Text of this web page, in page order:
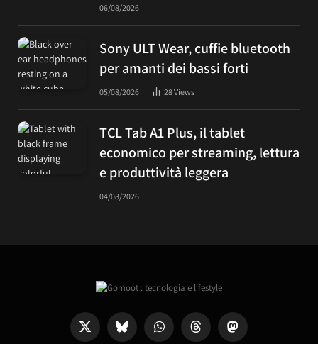
06/08/2026
Sony ULT Wear, cuffie bluetooth
per amanti dei bassi forti
05/08/2026 28Views
TCL Tab A1 Plus, il tablet
economico per streaming, lettura
e produttività leggera
04/08/2026
X
Bluesky WhatsAppThreads Mastodon